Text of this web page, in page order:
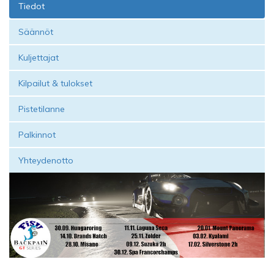
Tiedot
Säännöt
Kuljettajat
Kilpailut & tulokset
Pistetilanne
Palkinnot
Yhteydenotto